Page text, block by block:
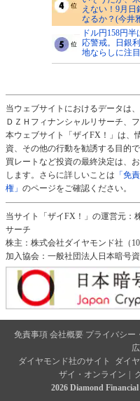
えない！9月日
なるか？(今井
ドル円158円
応警戒。日銀
地ならしに注
当ウェブサイトにおけるデータは
ＤＺＨフィナンシャルリサーチ、
本ウェブサイト「ザイFX！」は、
資、その他の行動を勧誘する目的
買レートなど投資の最終決定は、
します。さらに詳しいことは 「免
権」 のページをご確認ください。
当サイト「ザイFX！」の運営元：
サーチ
株主：株式会社ダイヤモンド社（
加入協会：一般社団法人日本暗号
免責事項 会社概要 プライバシー
ダイヤモンド社のサイト
ダイ
ザイ・オンライン
2026 Diamond